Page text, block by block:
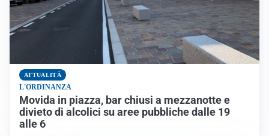
ATTUALITÀ
L'ORDINANZA
Movida in piazza, bar chiusi a mezzanotte e
divieto di alcolici su aree pubbliche dalle 19
alle 6